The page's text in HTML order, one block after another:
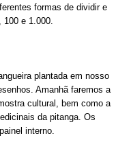
formas de dividir e
e 1.000.
plantada em nosso
Amanhã faremos a
cultural, bem como a
da pitanga. Os
interno.